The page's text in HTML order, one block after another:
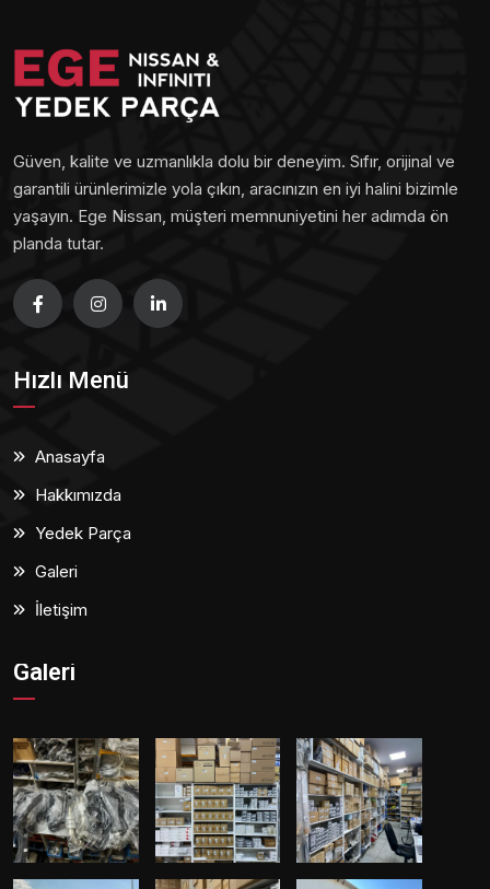
Güven, kalite ve uzmanlıkla dolu bir deneyim. Sıfır, orijinal ve
garantili ürünlerimizle yola çıkın, aracınızın en iyi halini bizimle
yaşayın. Ege Nissan, müşteri memnuniyetini her adımda ön
planda tutar.
Hızlı Menü
Anasayfa
Hakkımızda
Yedek Parça
Galeri
İletişim
Galeri